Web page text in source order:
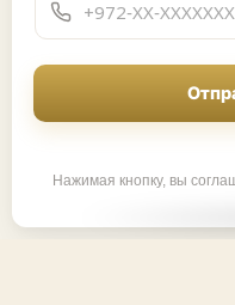
Нажимая кнопку, вы